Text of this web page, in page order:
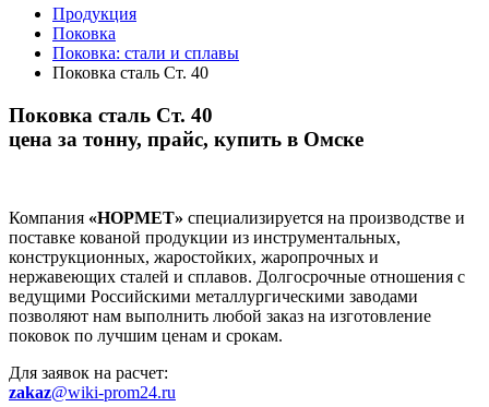
Продукция
Поковка
Поковка: cтали и сплавы
Поковка сталь Ст. 40
Поковка сталь Ст. 40
цена за тонну, прайс, купить в Омске
Компания «НОРМЕТ» специализируется на производстве и
поставке кованой продукции из инструментальных,
конструкционных, жаростойких, жаропрочных и
нержавеющих сталей и сплавов. Долгосрочные отношения с
ведущими Российскими металлургическими заводами
позволяют нам выполнить любой заказ на изготовление
поковок по лучшим ценам и срокам.
Для заявок на расчет:
zakaz@wiki-prom24.ru